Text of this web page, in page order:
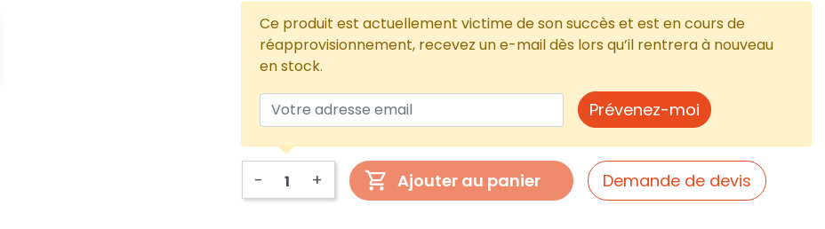
Ce produit est actuellement victime de son succès et est en cours de
réapprovisionnement, recevez un e-mail dès lors qu’il rentrera à nouveau
en stock.
Prévenez-moi
- + Ajouter au panier Demande de devis